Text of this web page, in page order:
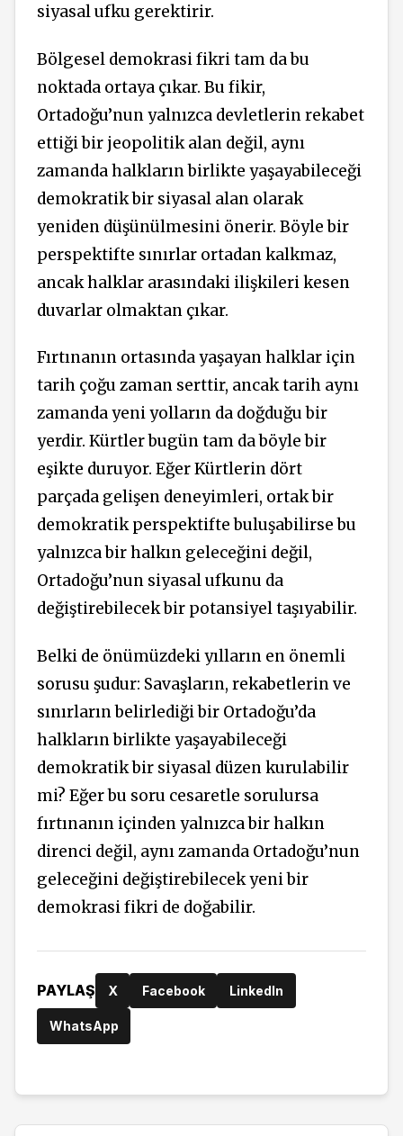
siyasal ufku gerektirir.
Bölgesel demokrasi fikri tam da bu
noktada ortaya çıkar. Bu fikir,
Ortadoğu’nun yalnızca devletlerin rekabet
ettiği bir jeopolitik alan değil, aynı
zamanda halkların birlikte yaşayabileceği
demokratik bir siyasal alan olarak
yeniden düşünülmesini önerir. Böyle bir
perspektifte sınırlar ortadan kalkmaz,
ancak halklar arasındaki ilişkileri kesen
duvarlar olmaktan çıkar.
Fırtınanın ortasında yaşayan halklar için
tarih çoğu zaman serttir, ancak tarih aynı
zamanda yeni yolların da doğduğu bir
yerdir. Kürtler bugün tam da böyle bir
eşikte duruyor. Eğer Kürtlerin dört
parçada gelişen deneyimleri, ortak bir
demokratik perspektifte buluşabilirse bu
yalnızca bir halkın geleceğini değil,
Ortadoğu’nun siyasal ufkunu da
değiştirebilecek bir potansiyel taşıyabilir.
Belki de önümüzdeki yılların en önemli
sorusu şudur: Savaşların, rekabetlerin ve
sınırların belirlediği bir Ortadoğu’da
halkların birlikte yaşayabileceği
demokratik bir siyasal düzen kurulabilir
mi? Eğer bu soru cesaretle sorulursa
fırtınanın içinden yalnızca bir halkın
direnci değil, aynı zamanda Ortadoğu’nun
geleceğini değiştirebilecek yeni bir
demokrasi fikri de doğabilir.
PAYLAŞ X Facebook LinkedIn
WhatsApp